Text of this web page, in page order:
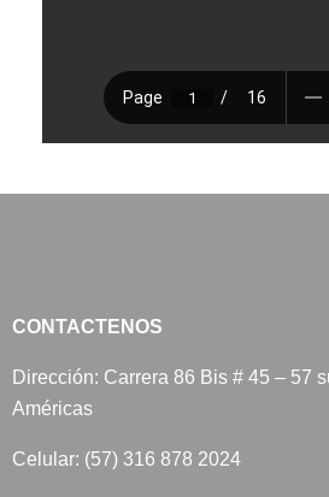
CONTACTENOS
Dirección: Carrera 86 Bis # 45 – 57
Américas
Celular: (57) 316 878 2024